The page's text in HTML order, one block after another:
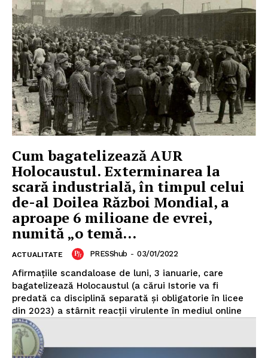
Cum bagatelizează AUR
Holocaustul. Exterminarea la
scară industrială, în timpul celui
de-al Doilea Război Mondial, a
aproape 6 milioane de evrei,
numită „o temă...
ACTUALITATE PRESShub - 03/01/2022
Afirmațiile scandaloase de luni, 3 ianuarie, care
bagatelizează Holocaustul (a cărui Istorie va fi
predată ca disciplină separată și obligatorie în licee
din 2023) a stârnit reacții virulente în mediul online